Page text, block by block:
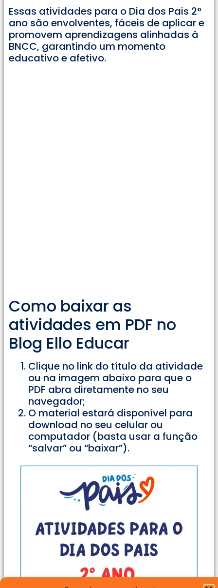
Essas atividades para o Dia dos Pais 2°
ano são envolventes, fáceis de aplicar e
promovem aprendizagens alinhadas à
BNCC, garantindo um momento
educativo e afetivo.
Como baixar as
atividades em PDF no
Blog Ello Educar
Clique no link do título da atividade
ou na imagem abaixo para que o
PDF abra diretamente no seu
navegador;
O material estará disponível para
download no seu celular ou
computador (basta usar a função
“salvar” ou “baixar”).